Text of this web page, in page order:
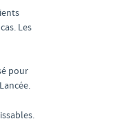
Les
pour